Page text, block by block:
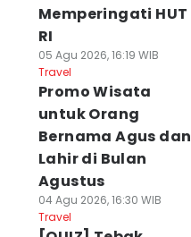
Memperingati HUT
RI
05 Agu 2026, 16:19 WIB
Travel
Promo Wisata
untuk Orang
Bernama Agus dan
Lahir di Bulan
Agustus
04 Agu 2026, 16:30 WIB
Travel